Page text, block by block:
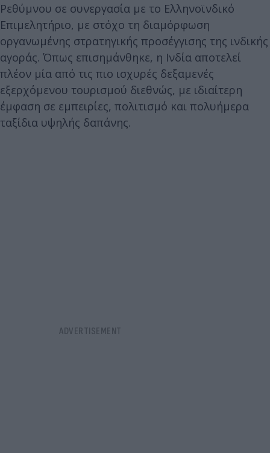
Ρεθύμνου σε συνεργασία με το Ελληνοϊνδικό
Επιμελητήριο, με στόχο τη διαμόρφωση
οργανωμένης στρατηγικής προσέγγισης της ινδικής
αγοράς. Όπως επισημάνθηκε, η Ινδία αποτελεί
πλέον μία από τις πιο ισχυρές δεξαμενές
εξερχόμενου τουρισμού διεθνώς, με ιδιαίτερη
έμφαση σε εμπειρίες, πολιτισμό και πολυήμερα
ταξίδια υψηλής δαπάνης.